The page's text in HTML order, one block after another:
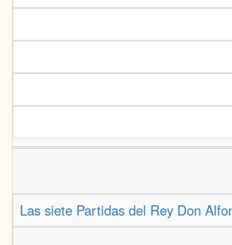
Las siete Partidas del Rey Don